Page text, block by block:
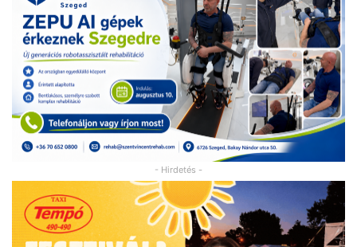
- Hirdetés -